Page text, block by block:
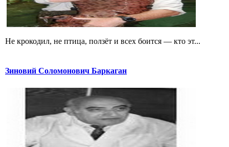
Не крокодил, не птица, ползёт и всех боится — кто эт...
Зиновий Соломонович Баркаган